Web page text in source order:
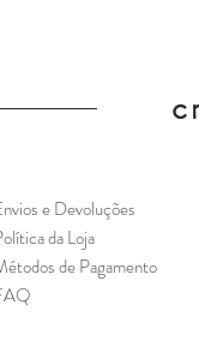
e Devoluções
da Loja
de Pagamento